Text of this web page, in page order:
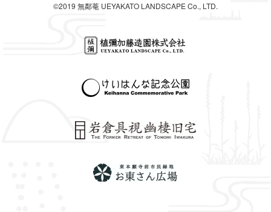
©2019 無鄰菴 UEYAKATO LANDSCAPE Co., LTD.